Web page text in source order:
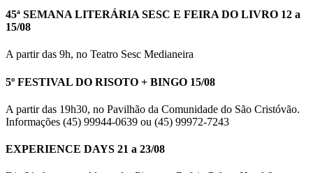
45ª SEMANA LITERÁRIA SESC E FEIRA DO LIVRO 12 a
15/08
A partir das 9h, no Teatro Sesc Medianeira
5º FESTIVAL DO RISOTO + BINGO 15/08
A partir das 19h30, no Pavilhão da Comunidade do São Cristóvão.
Informações (45) 99944-0639 ou (45) 99972-7243
EXPERIENCE DAYS 21 a 23/08